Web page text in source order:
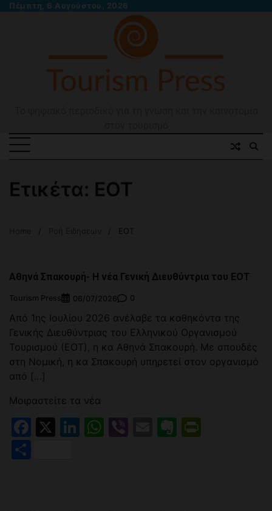
SkipΠέμπτη, 6 Αυγούστου, 2026
Ετικέτα: ΕΟΤ
ΕΟΤ
Αθηνά Σπακουρή- Η νέα Γενική Διευθύντρια του ΕΟΤ
Tourism Press 06/07/2026 0
Από 1ης Ιουλίου 2026 ανέλαβε τα καθηκόντα της
Γενικής Διευθύντριας του Ελληνικού Οργανισμού
Τουρισμού (ΕΟΤ), η κα Αθηνά Σπακουρή. Με σπουδές
στη Νομική, η κα Σπακουρή υπηρετεί στον οργανισμό
από […]
Μοιραστείτε τα νέα
Facebook
X LinkedIn
WhatsApp
ViberEmailEvernote